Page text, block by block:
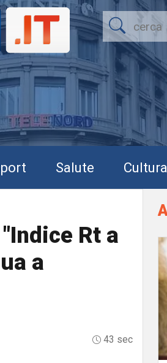
Salute Cultura
Rt a
a
43 sec